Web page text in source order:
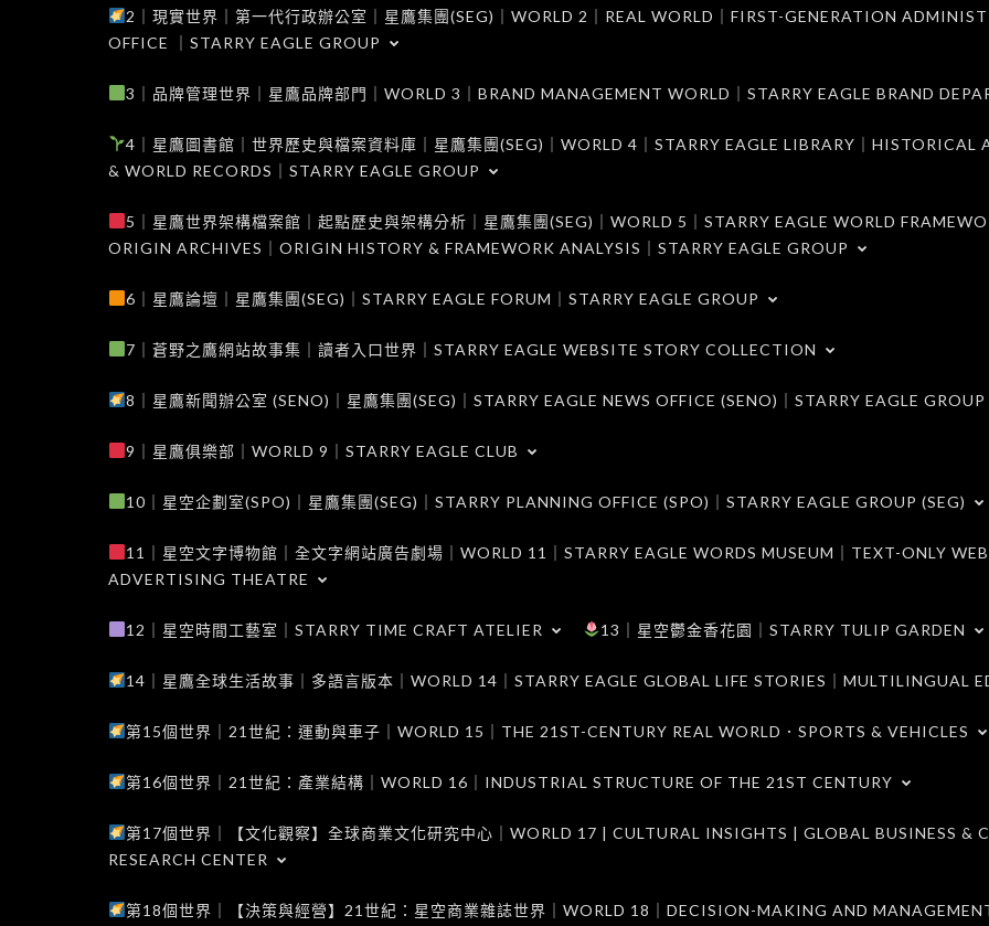
2｜現實世界｜第一代行政辦公室｜星鷹集團(SEG)｜WORLD 2｜REAL WORLD｜FIRST-GENERATION
OFFICE ｜STARRY EAGLE GROUP
3｜品牌管理世界｜星鷹品牌部門｜WORLD 3｜BRAND MANAGEMENT WORLD｜STARRY EAGLE BRAND
4｜星鷹圖書館｜世界歷史與檔案資料庫｜星鷹集團(SEG)｜WORLD 4｜STARRY EAGLE LIBRARY｜HISTORICAL
& WORLD RECORDS｜STARRY EAGLE GROUP
5｜星鷹世界架構檔案館｜起點歷史與架構分析｜星鷹集團(SEG)｜WORLD 5｜STARRY EAGLE WORLD
ORIGIN ARCHIVES｜ORIGIN HISTORY & FRAMEWORK ANALYSIS｜STARRY EAGLE GROUP
6｜星鷹論壇｜星鷹集團(SEG)｜STARRY EAGLE FORUM｜STARRY EAGLE GROUP
7｜蒼野之鷹網站故事集｜讀者入口世界｜STARRY EAGLE WEBSITE STORY COLLECTION
8｜星鷹新聞辦公室 (SENO)｜星鷹集團(SEG)｜STARRY EAGLE NEWS OFFICE (SENO)｜STARRY EAGLE GROUP
9｜星鷹俱樂部｜WORLD 9｜STARRY EAGLE CLUB
10｜星空企劃室(SPO)｜星鷹集團(SEG)｜STARRY PLANNING OFFICE (SPO)｜STARRY EAGLE GROUP (SEG)
11｜星空文字博物館｜全文字網站廣告劇場｜WORLD 11｜STARRY EAGLE WORDS MUSEUM｜TEXT-ONLY
ADVERTISING THEATRE
12｜星空時間工藝室｜STARRY TIME CRAFT ATELIER 13｜星空鬱金香花園｜STARRY TULIP GARDEN
14｜星鷹全球生活故事｜多語言版本｜WORLD 14｜STARRY EAGLE GLOBAL LIFE STORIES｜MULTILINGUAL
第15個世界｜21世紀：運動與車子｜WORLD 15｜THE 21ST-CENTURY REAL WORLD．SPORTS & VEHICLES
第16個世界｜21世紀：產業結構｜WORLD 16｜INDUSTRIAL STRUCTURE OF THE 21ST CENTURY
第17個世界｜【文化觀察】全球商業文化研究中心｜WORLD 17 | CULTURAL INSIGHTS | GLOBAL BUSINESS &
RESEARCH CENTER
第18個世界｜【決策與經營】21世紀：星空商業雜誌世界｜WORLD 18｜DECISION-MAKING AND